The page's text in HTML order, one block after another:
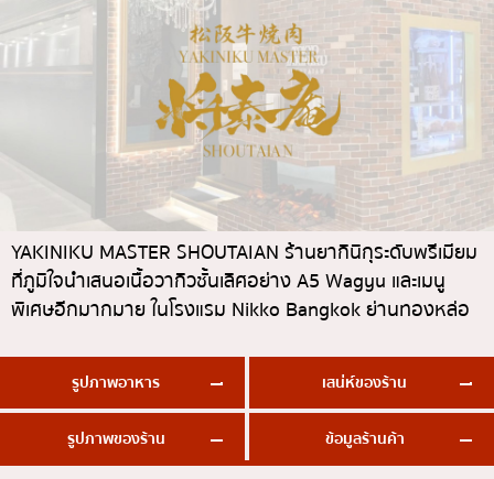
คัตสึด้ง/ทงคัตสึ
ชาบูชาบู/สุกี้ยากี้
แกงกะหรี่ญี่ปุ่น
ไก่ย่างเสียบไม้สไตล์ญี่ปุ่น
โซบะ/อุด้ง
ขนมหวานญี่ปุ่น
เทมปุระ
โอมากาเสะ
ซาชิมิ/อาหารทะเล
อาหารตะวันตกสไตล์ญี่ปุ่น
ปลาไหลย่าง
สยาม
ทองหล่อ
พร้อมพงษ์
อโศก
อารีย์
สีลม
สาทร
พระราม 9
รัชดา
พระโขนง
บทความพิเศษ
บทความที่KOLแนะนำ
YAKINIKU MASTER SHOUTAIAN ร้านยากินิกุระดับพรีเมียม
ที่ภูมิใจนำเสนอเนื้อวากิวชั้นเลิศอย่าง A5 Wagyu และเมนู
พิเศษอีกมากมาย ในโรงแรม Nikko Bangkok ย่านทองหล่อ
รูปภาพอาหาร เสน่ห์ของร้าน
รูปภาพของร้าน ข้อมูลร้านค้า